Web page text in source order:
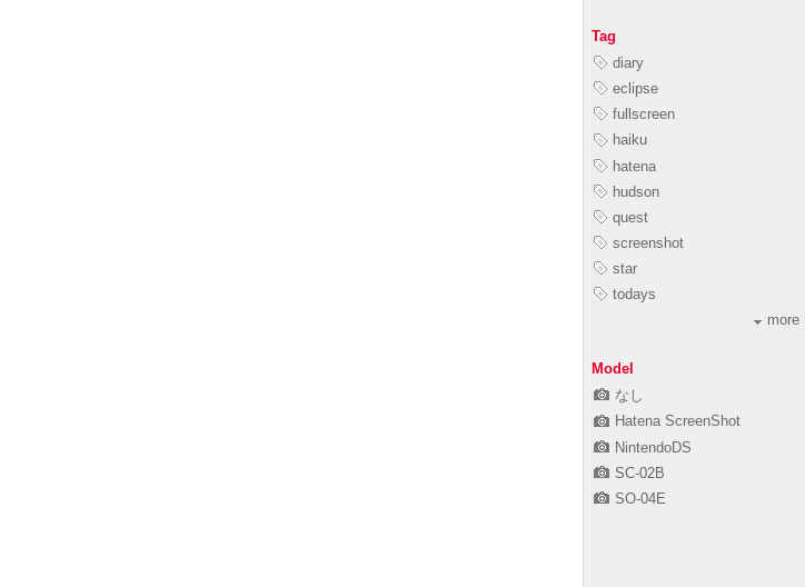
Tag
diary
eclipse
fullscreen
haiku
hatena
hudson
quest
screenshot
star
todays
more
Model
なし
Hatena ScreenShot
NintendoDS
SC-02B
SO-04E